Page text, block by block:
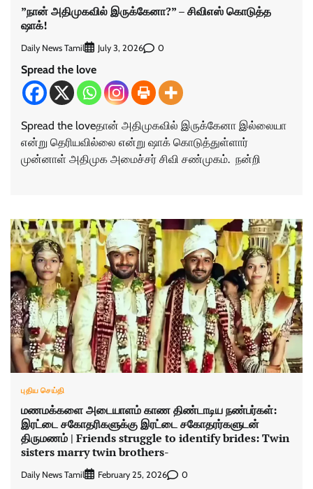
”நான் அதிமுகவில் இருக்கேனா?” – சிவிஎஸ் கொடுத்த
ஷாக்!
Daily News Tamil July 3, 2026 0
Spread the love
Spread the loveதான் அதிமுகவில் இருக்கேனா இல்லையா
என்று தெரியவில்லை என்று ஷாக் கொடுத்துள்ளார்
முன்னாள் அதிமுக அமைச்சர் சிவி சண்முகம். நன்றி
புதிய செய்தி
மணமக்களை அடையாளம் காண திண்டாடிய நண்பர்கள்:
இரட்டை சகோதரிகளுக்கு இரட்டை சகோதரர்களுடன்
திருமணம் | Friends struggle to identify brides: Twin
sisters marry twin brothers-
Daily News Tamil February 25, 2026 0